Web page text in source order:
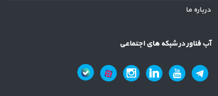
درباره ما
آب فناور در شبکه های اجتماعی